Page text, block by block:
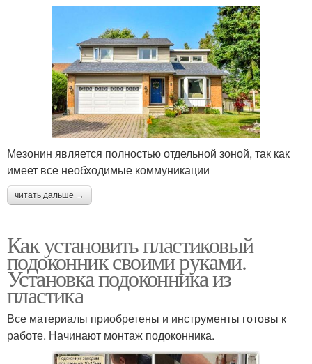
Мезонин является полностью отдельной зоной, так как
имеет все необходимые коммуникации
читать дальше →
Как установить пластиковый
подоконник своими руками.
Установка подоконника из
пластика
Все материалы приобретены и инструменты готовы к
работе. Начинают монтаж подоконника.